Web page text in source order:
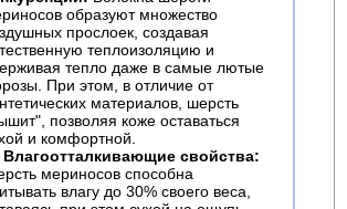
образуют множество
прослоек, создавая
теплоизоляцию и
тепло даже в самые лютые
При этом, в отличие от
материалов, шерсть
позволяя коже оставаться
и комфортной.
Влагоотталкивающие свойства:
мериносов способна
влагу до 30% своего веса,